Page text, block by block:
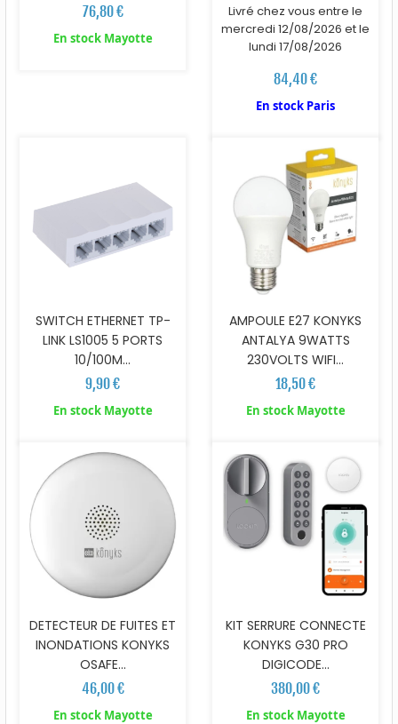
76,80 €
En stock Mayotte
Livré chez vous entre le
mercredi 12/08/2026 et le
lundi 17/08/2026
84,40 €
En stock Paris
SWITCH ETHERNET TP-
LINK LS1005 5 PORTS
10/100M...
9,90 €
En stock Mayotte
AMPOULE E27 KONYKS
ANTALYA 9WATTS
230VOLTS WIFI...
18,50 €
En stock Mayotte
DETECTEUR DE FUITES ET
INONDATIONS KONYKS
OSAFE...
46,00 €
En stock Mayotte
KIT SERRURE CONNECTE
KONYKS G30 PRO
DIGICODE...
380,00 €
En stock Mayotte